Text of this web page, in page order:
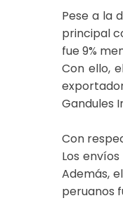
Pese a la
principal
fue 9%
Con ello,
Gandules
Con
Los
Además,
peruanos